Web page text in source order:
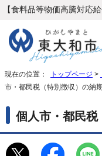
【食料品等物価高騰対応
現在の位置： トップページ >
市・都民税（特別徴収）の納
個人市・都民税